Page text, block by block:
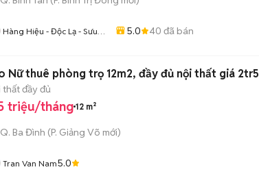
Hàng Hiệu - Độc Lạ - Sưu
5.0 40 đã bán
Nữ thuê phòng trọ 12m2, đầy đủ nội thất giá 2tr5
thất đầy đủ
triệu/tháng 12 m²
Q. Ba Đình (P. Giảng Võ mới)
Tran Van Nam5.0